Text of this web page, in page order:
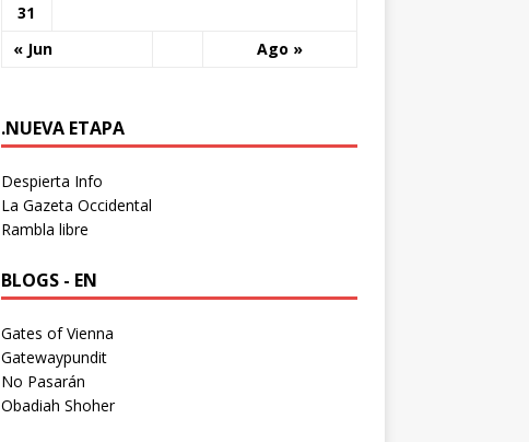
« Jun Ago »
31
.NUEVA ETAPA
Despierta Info
La Gazeta Occidental
Rambla libre
BLOGS - EN
Gates of Vienna
Gatewaypundit
No Pasarán
Obadiah Shoher